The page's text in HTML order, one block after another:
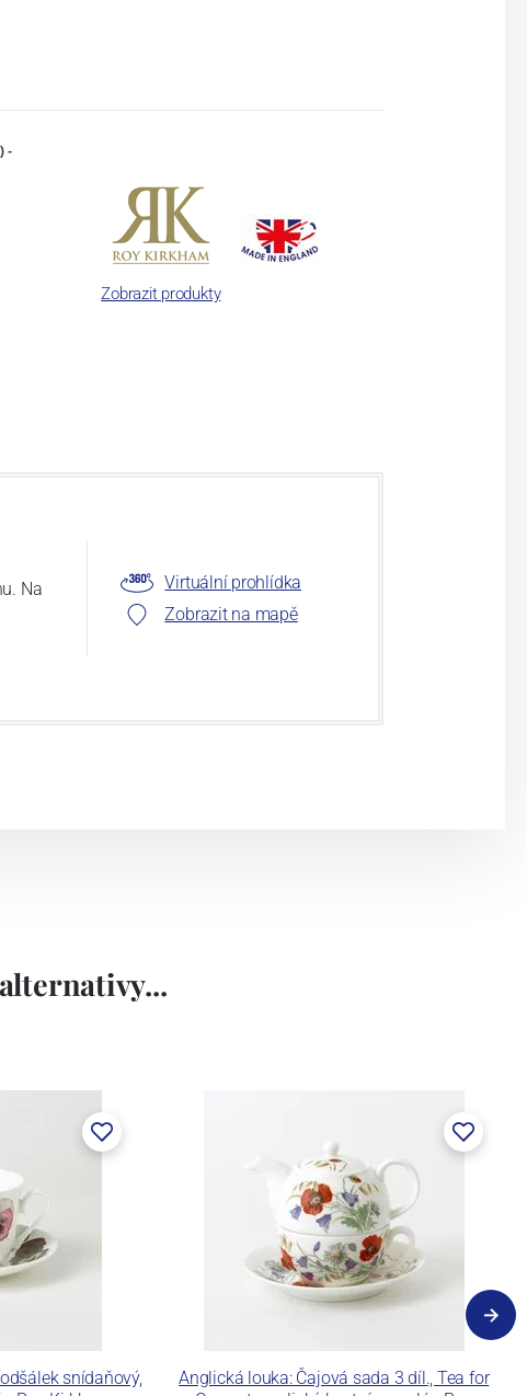
-
Zobrazit produkty
Na
Virtuální prohlídka
Zobrazit na mapě
snídaňový,
Anglická louka: Čajová sada 3 díl., Tea for